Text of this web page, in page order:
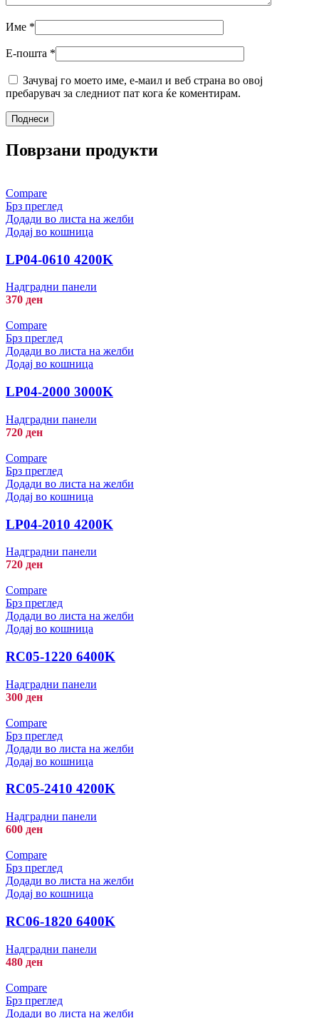
Име *
Е-пошта *
Зачувај го моето име, е-маил и веб страна во овој
пребарувач за следниот пат кога ќе коментирам.
Поврзани продукти
Compare
Брз преглед
Додади во листа на желби
Додај во кошница
LP04-0610 4200K
Надградни панели
370 ден
Compare
Брз преглед
Додади во листа на желби
Додај во кошница
LP04-2000 3000K
Надградни панели
720 ден
Compare
Брз преглед
Додади во листа на желби
Додај во кошница
LP04-2010 4200K
Надградни панели
720 ден
Compare
Брз преглед
Додади во листа на желби
Додај во кошница
RC05-1220 6400K
Надградни панели
300 ден
Compare
Брз преглед
Додади во листа на желби
Додај во кошница
RC05-2410 4200K
Надградни панели
600 ден
Compare
Брз преглед
Додади во листа на желби
Додај во кошница
RC06-1820 6400K
Надградни панели
480 ден
Compare
Брз преглед
Додади во листа на желби